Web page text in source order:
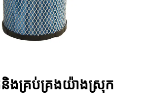
តិនិងគ្រប់គ្រងយ៉ាងស្រុក